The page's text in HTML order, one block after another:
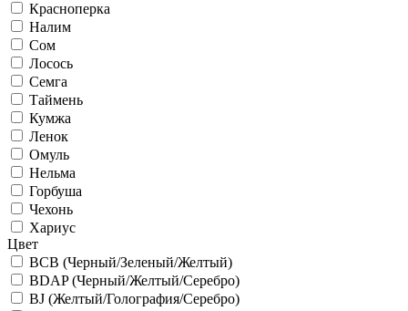
Красноперка
Налим
Сом
Лосось
Семга
Таймень
Кумжа
Ленок
Омуль
Нельма
Горбуша
Чехонь
Хариус
Цвет
BCB (Черный/Зеленый/Желтый)
BDAP (Черный/Желтый/Серебро)
BJ (Желтый/Голография/Серебро)